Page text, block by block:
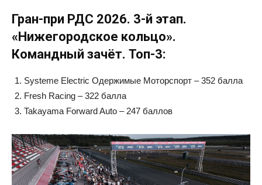
Гран-при РДС 2026. 3-й этап.
«Нижегородское кольцо».
Командный зачёт. Топ-3:
Systeme Electric Одержимые Моторспорт – 352 балла
Fresh Racing – 322 балла
Takayama Forward Auto – 247 баллов